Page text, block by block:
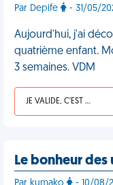
Par Depife - 31/05/
Aujourd'hui, j'ai
quatrième enfant.
3 semaines. VDM
JE VALIDE, C'EST UNE VDM
Le bonheur des